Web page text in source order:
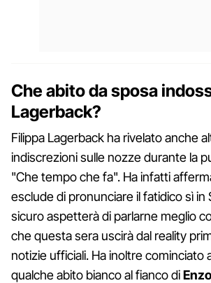
Che abito da sposa
Lagerback?
Filippa Lagerback ha rivelato anche
indiscrezioni sulle nozze durante la
"Che tempo che fa". Ha infatti
esclude di pronunciare il fatidico sì in
sicuro aspetterà di parlarne meglio
che questa sera uscirà dal reality
notizie ufficiali. Ha inoltre cominciato
qualche abito bianco al fianco di